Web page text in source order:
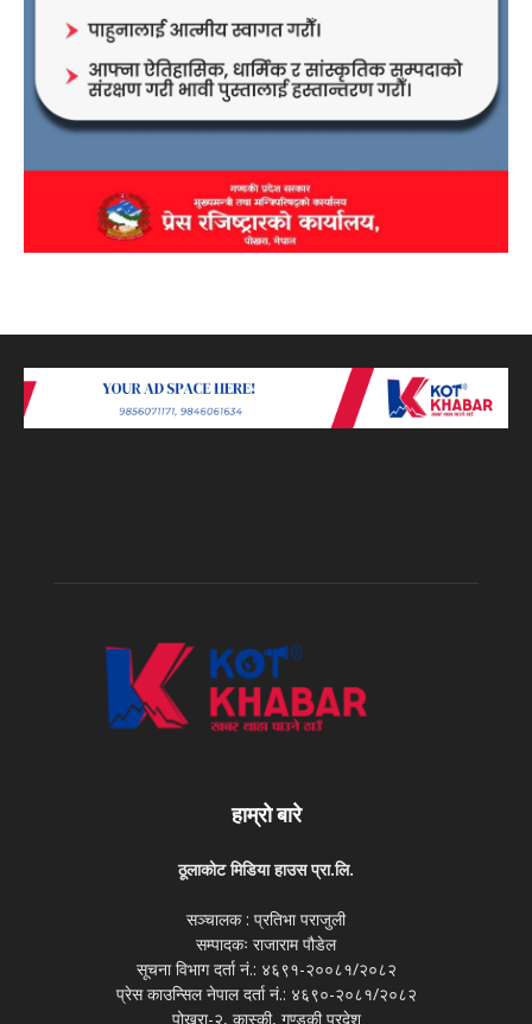
हाम्रो बारे
ठूलाकोट मिडिया हाउस प्रा.लि.
सञ्चालक : प्रतिभा पराजुली
सम्पादकः राजाराम पौडेल
सूचना विभाग दर्ता नं.: ४६९१-२००८१/२०८२
प्रेस काउन्सिल नेपाल दर्ता नं.: ४६९०-२०८१/२०८२
पोखरा-२, कास्की, गण्डकी प्रदेश